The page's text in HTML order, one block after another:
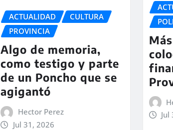
ACTUALIDAD
CULTURA
PROVINCIA
Algo de memoria,
como testigo y parte
de un Poncho que se
agigantó
Hector Perez
Jul 31, 2026
Jul